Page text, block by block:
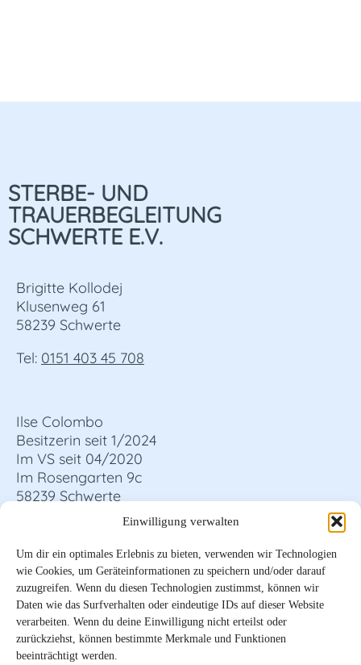
Einwilligung verwalten
Um dir ein optimales Erlebnis zu bieten, verwenden wir Technologien
wie Cookies, um Geräteinformationen zu speichern und/oder darauf
zuzugreifen. Wenn du diesen Technologien zustimmst, können wir
Daten wie das Surfverhalten oder eindeutige IDs auf dieser Website
verarbeiten. Wenn du deine Einwilligung nicht erteilst oder
zurückziehst, können bestimmte Merkmale und Funktionen
beeinträchtigt werden.
STERBE- UND
TRAUERBEGLEITUNG
SCHWERTE E.V.
Brigitte Kollodej
Klusenweg 61
58239 Schwerte
Tel: 0151 403 45 708
Ilse Colombo
Besitzerin seit 1/2024
Im VS seit 04/2020
Im Rosengarten 9c
58239 Schwerte